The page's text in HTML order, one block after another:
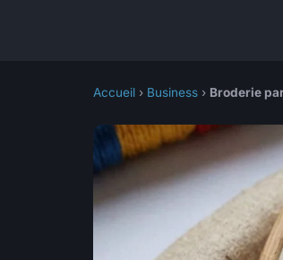
Accueil › Business › Broderie